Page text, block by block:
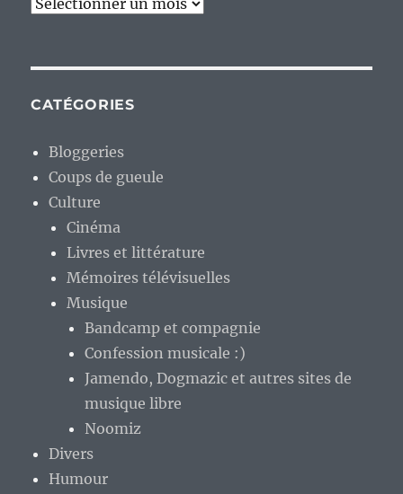
CATÉGORIES
Bloggeries
Coups de gueule
Culture
Cinéma
Livres et littérature
Mémoires télévisuelles
Musique
Bandcamp et compagnie
Confession musicale :)
Jamendo, Dogmazic et autres sites de
musique libre
Noomiz
Divers
Humour